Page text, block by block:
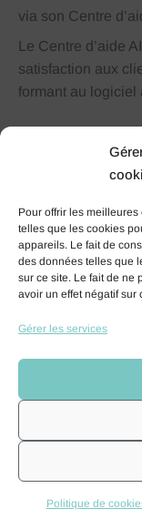
Pour offrir les
telles que les cookies
appareils. Le fait de
des données telles que
sur ce site. Le fait de ne
avoir un effet négatif sur
Gérer les services
Politique de
via son Centre
Le Centre d’aide
satisfaction aux
formant au logiciel
unique
clients
votre projet : de la
quotidienne de
pour vous offrir
actualisée grâce à
disponible à 99%